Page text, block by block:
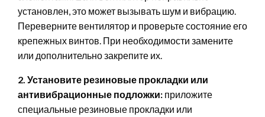
установлен, это может вызывать шум и вибрацию.
Переверните вентилятор и проверьте состояние его
крепежных винтов. При необходимости замените
или дополнительно закрепите их.
2. Установите резиновые прокладки или
антивибрационные подложки: приложите
специальные резиновые прокладки или